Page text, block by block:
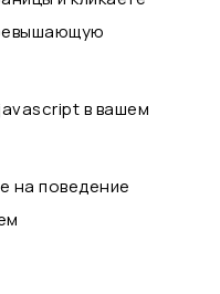
в вашем
на поведение